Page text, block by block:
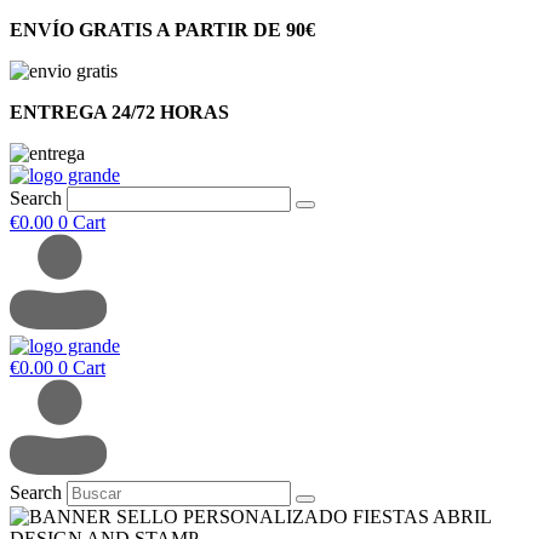
ENVÍO GRATIS A PARTIR DE 90€
ENTREGA 24/72 HORAS
Search
€0.00 0 Cart
€0.00 0 Cart
Search